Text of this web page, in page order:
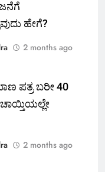
ಹೇಗೆ?
2 months ago
ಪತ್ರ ಬರೀ 40
2 months ago